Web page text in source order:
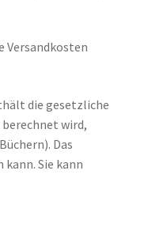
Versandkosten
die gesetzliche
wird,
Das
Sie kann